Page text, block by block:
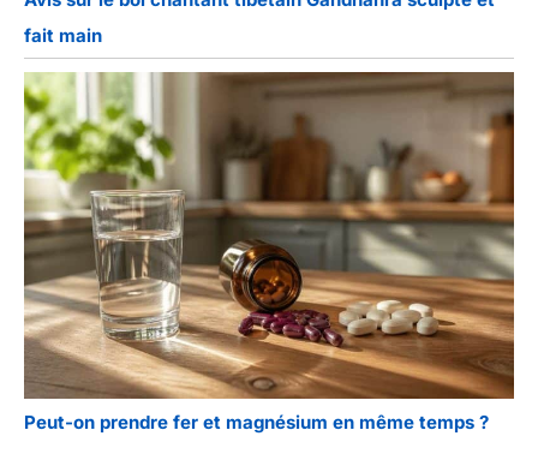
fait main
Peut-on prendre fer et magnésium en même temps ?